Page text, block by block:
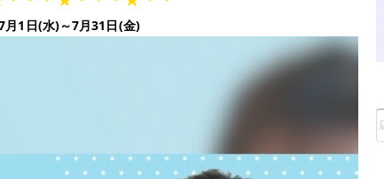
月1日(水)～7月31日(金)